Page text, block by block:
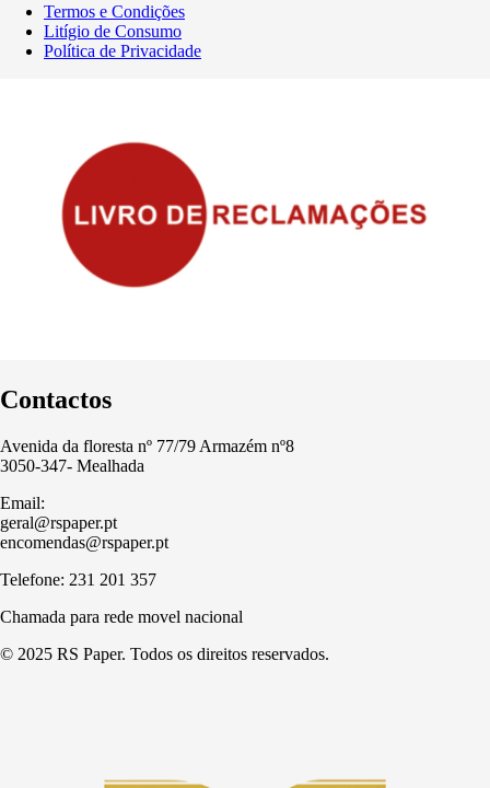
Termos e Condições
Litígio de Consumo
Política de Privacidade
Contactos
Avenida da floresta nº 77/79 Armazém nº8
3050-347- Mealhada
Email:
geral@rspaper.pt
encomendas@rspaper.pt
Telefone: 231 201 357
Chamada para rede movel nacional
© 2025 RS Paper. Todos os direitos reservados.